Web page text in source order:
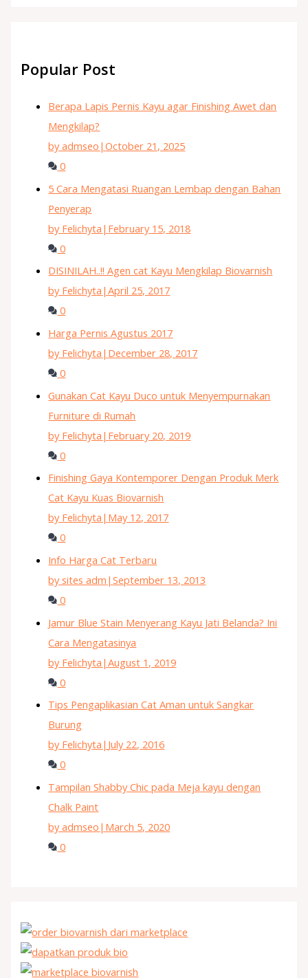
Popular Post
Berapa Lapis Pernis Kayu agar Finishing Awet dan
Mengkilap?
by admseo |October 21, 2025
0
5 Cara Mengatasi Ruangan Lembap dengan Bahan
Penyerap
by Felichyta | February 15, 2018
0
DISINILAH..!! Agen cat Kayu Mengkilap Biovarnish
by Felichyta |April 25, 2017
0
Harga Pernis Agustus 2017
by Felichyta | December 28, 2017
0
Gunakan Cat Kayu Duco untuk Menyempurnakan
Furniture di Rumah
by Felichyta | February 20, 2019
0
Finishing Gaya Kontemporer Dengan Produk Merk
Cat Kayu Kuas Biovarnish
by Felichyta | May 12, 2017
0
Info Harga Cat Terbaru
by sites adm |September 13, 2013
0
Jamur Blue Stain Menyerang Kayu Jati Belanda? Ini
Cara Mengatasinya
by Felichyta |August 1, 2019
0
Tips Pengaplikasian Cat Aman untuk Sangkar
Burung
by Felichyta | July 22, 2016
0
Tampilan Shabby Chic pada Meja kayu dengan
Chalk Paint
by admseo | March 5, 2020
0